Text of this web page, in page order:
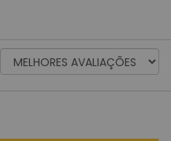
ORDENAR
AVALIAÇÕES